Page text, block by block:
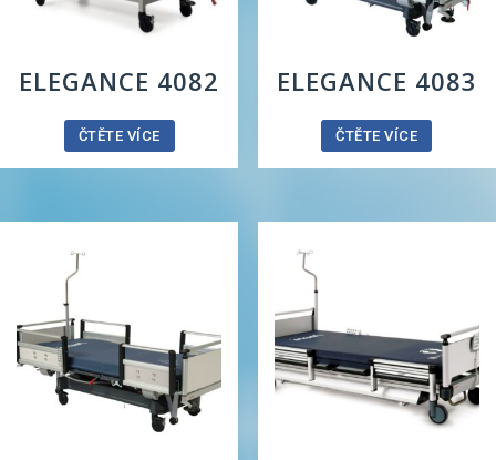
ELEGANCE 4082
ČTĚTE VÍCE
ELEGANCE 4083
ČTĚTE VÍCE